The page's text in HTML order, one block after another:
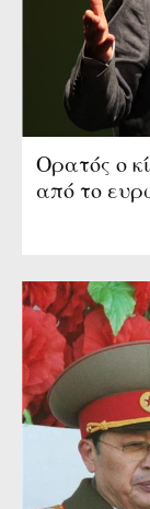
Oρατός ο
από το